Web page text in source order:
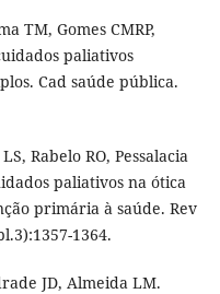
TM, Gomes CMRP,
paliativos
Cad saúde pública.
Rabelo RO, Pessalacia
paliativos na ótica
primária à saúde. Rev
1364.
JD, Almeida LM.